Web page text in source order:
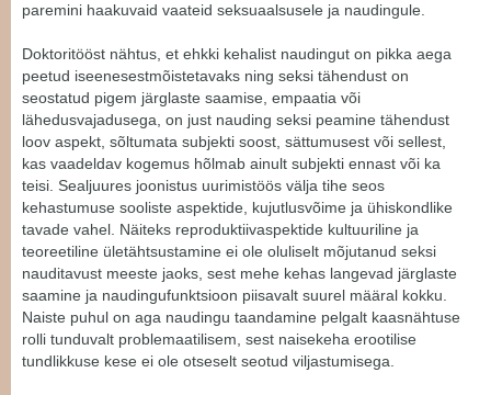
paremini haakuvaid vaateid seksuaalsusele ja naudingule.
Doktoritööst nähtus, et ehkki kehalist naudingut on pikka aega
peetud iseenesestmõistetavaks ning seksi tähendust on
seostatud pigem järglaste saamise, empaatia või
lähedusvajadusega, on just nauding seksi peamine tähendust
loov aspekt, sõltumata subjekti soost, sättumusest või sellest,
kas vaadeldav kogemus hõlmab ainult subjekti ennast või ka
teisi. Sealjuures joonistus uurimistöös välja tihe seos
kehastumuse sooliste aspektide, kujutlusvõime ja ühiskondlike
tavade vahel. Näiteks reproduktiivaspektide kultuuriline ja
teoreetiline ületähtsustamine ei ole oluliselt mõjutanud seksi
nauditavust meeste jaoks, sest mehe kehas langevad järglaste
saamine ja naudingufunktsioon piisavalt suurel määral kokku.
Naiste puhul on aga naudingu taandamine pelgalt kaasnähtuse
rolli tunduvalt problemaatilisem, sest naisekeha erootilise
tundlikkuse kese ei ole otseselt seotud viljastumisega.